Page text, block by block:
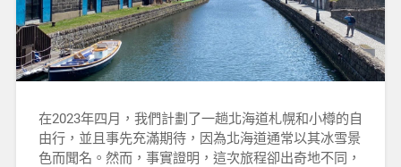
在2023年四月，我們計劃了一趟北海道札幌和小樽的自
由行，並且事先充滿期待，因為北海道通常以其冰雪景
色而聞名。然而，事實證明，這次旅程卻出奇地不同，